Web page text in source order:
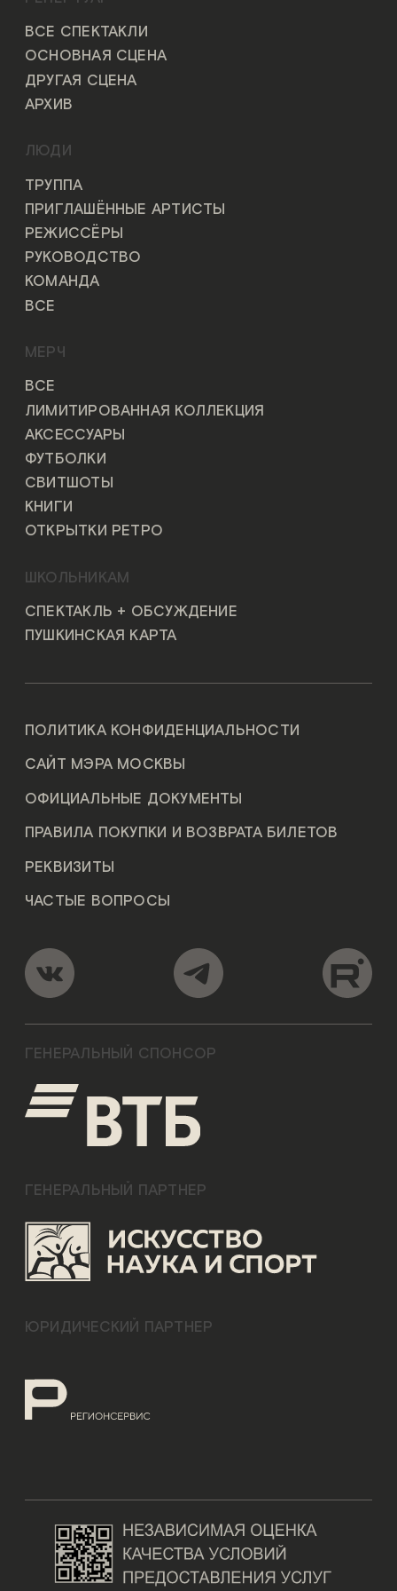
ВСЕ СПЕКТАКЛИ
ОСНОВНАЯ СЦЕНА
ДРУГАЯ СЦЕНА
АРХИВ
ЛЮДИ
ТРУППА
ПРИГЛАШЁННЫЕ АРТИСТЫ
РЕЖИССЁРЫ
РУКОВОДСТВО
КОМАНДА
ВСЕ
МЕРЧ
ВСЕ
ЛИМИТИРОВАННАЯ КОЛЛЕКЦИЯ
АКСЕССУАРЫ
ФУТБОЛКИ
СВИТШОТЫ
КНИГИ
ОТКРЫТКИ РЕТРО
ШКОЛЬНИКАМ
СПЕКТАКЛЬ + ОБСУЖДЕНИЕ
ПУШКИНСКАЯ КАРТА
ГЕНЕРАЛЬНЫЙ СПОНСОР
ГЕНЕРАЛЬНЫЙ ПАРТНЕР
ЮРИДИЧЕСКИЙ ПАРТНЕР
ПОЛИТИКА КОНФИДЕНЦИАЛЬНОСТИ
САЙТ МЭРА МОСКВЫ
ОФИЦИАЛЬНЫЕ ДОКУМЕНТЫ
ПРАВИЛА ПОКУПКИ И ВОЗВРАТА БИЛЕТОВ
РЕКВИЗИТЫ
ЧАСТЫЕ ВОПРОСЫ